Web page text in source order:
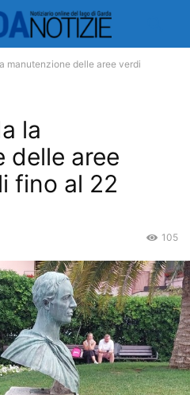
manutenzione delle aree verdi
la
delle aree
fino al 22
105